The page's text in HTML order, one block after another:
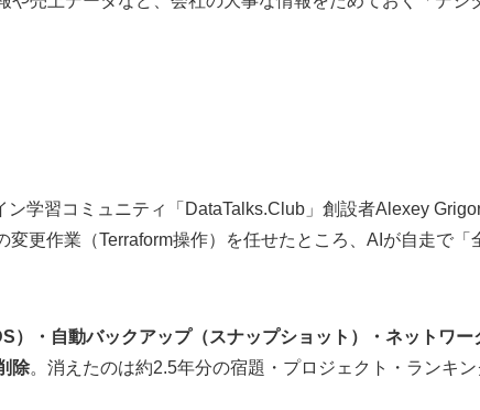
学習コミュニティ「DataTalks.Club」創設者Alexey
更作業（Terraform操作）を任せたところ、AIが自走で「
）・自動バックアップ（スナップショット）・ネットワー
除。消えたのは約2.5年分の宿題・プロジェクト・ランキ